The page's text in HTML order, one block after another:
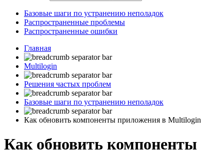
Базовые шаги по устранению неполадок
Распространенные проблемы
Распространенные ошибки
Главная
Multilogin
Решения частых проблем
Базовые шаги по устранению неполадок
Как обновить компоненты приложения в Multilogin
Как обновить компоненты